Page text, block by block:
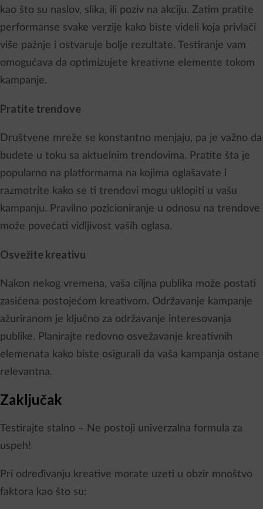
kao što su naslov, slika, ili poziv na akciju. Zatim pratite
performanse svake verzije kako biste videli koja privlači
više pažnje i ostvaruje bolje rezultate. Testiranje vam
omogućava da optimizujete kreativne elemente tokom
kampanje.
Pratite trendove
Društvene mreže se konstantno menjaju, pa je važno da
budete u toku sa aktuelnim trendovima. Pratite šta je
popularno na platformama na kojima oglašavate i
razmotrite kako se ti trendovi mogu uklopiti u vašu
kampanju. Pravilno pozicioniranje u odnosu na trendove
može povećati vidljivost vaših oglasa.
Osvežite kreativu
Nakon nekog vremena, vaša ciljna publika može postati
zasićena postojećom kreativom. Održavanje kampanje
ažuriranom je ključno za održavanje interesovanja
publike. Planirajte redovno osvežavanje kreativnih
elemenata kako biste osigurali da vaša kampanja ostane
relevantna.
Zaključak
Testirajte stalno – Ne postoji univerzalna formula za
uspeh!
Pri određivanju kreative morate uzeti u obzir mnoštvo
faktora kao što su: